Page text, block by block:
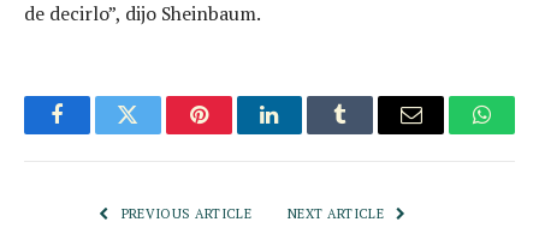
de decirlo”, dijo Sheinbaum.
FacebookTwitter PinterestLinkedInTumblr Email
PREVIOUS ARTICLE NEXT ARTICLE